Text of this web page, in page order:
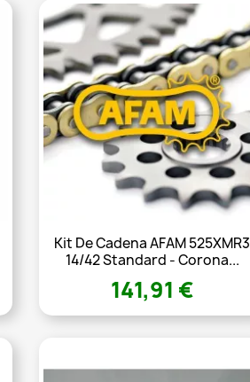
Kit De Cadena AFAM 525XMR3
14/42 Standard - Corona...
141,91 €